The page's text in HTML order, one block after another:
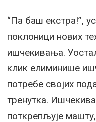
“Па баш екстра!”,
поклоници нових
ишчекивања.
клик елиминише
потребе својих
тренутка.
поткрепљује